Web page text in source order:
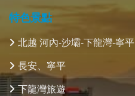
特色景點
北越 河內-沙壩-下龍灣-寧平
長安、寧平
下龍灣旅遊